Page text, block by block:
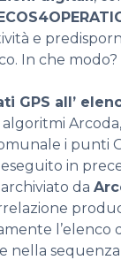
e
In che modo?
GPS all’
i punti
in
da
l’elenco
nella